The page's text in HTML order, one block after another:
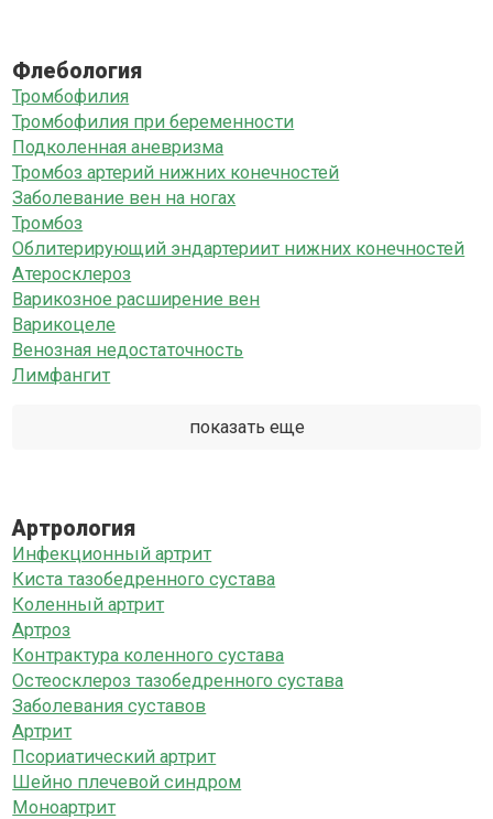
Флебология
Тромбофилия
Тромбофилия при беременности
Подколенная аневризма
Тромбоз артерий нижних конечностей
Заболевание вен на ногах
Тромбоз
Облитерирующий эндартериит нижних конечностей
Атеросклероз
Варикозное расширение вен
Варикоцеле
Венозная недостаточность
Лимфангит
показать еще
Артрология
Инфекционный артрит
Киста тазобедренного сустава
Коленный артрит
Артроз
Контрактура коленного сустава
Остеосклероз тазобедренного сустава
Заболевания суставов
Артрит
Псориатический артрит
Шейно плечевой синдром
Моноартрит